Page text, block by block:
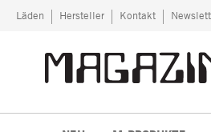
Zum Inhalt springen
Läden Hersteller Kontakt